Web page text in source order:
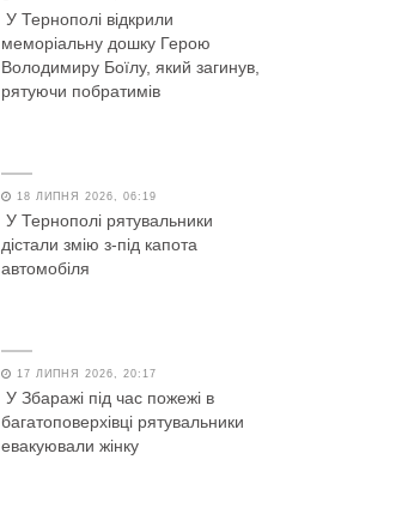
У Тернополі відкрили
меморіальну дошку Герою
Володимиру Боїлу, який загинув,
рятуючи побратимів
18 ЛИПНЯ 2026, 06:19
У Тернополі рятувальники
дістали змію з-під капота
автомобіля
17 ЛИПНЯ 2026, 20:17
У Збаражі під час пожежі в
багатоповерхівці рятувальники
евакуювали жінку